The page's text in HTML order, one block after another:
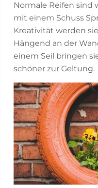
Normale Reifen sind
mit einem Schuss
Kreativität werden
Hängend an der
einem Seil bringen
schöner zur Geltung.